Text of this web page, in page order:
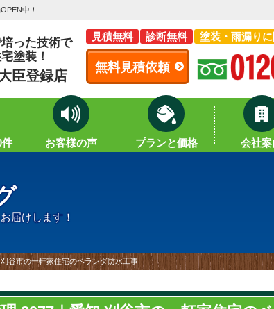
中！
った技術で
塗装！
臣登録店
見積無料 診断無料 塗装・雨漏り
無料見積依頼
件 お客様の声 プランと価格 会社
届けします！
谷市の一軒家住宅のベランダ防水工事